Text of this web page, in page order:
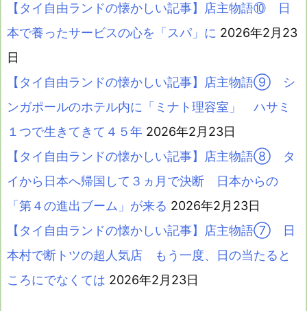
【タイ自由ランドの懐かしい記事】店主物語⑩ 日
本で養ったサービスの心を「スパ」に 2026年2月23
日
【タイ自由ランドの懐かしい記事】店主物語⑨ シ
ンガポールのホテル内に「ミナト理容室」 ハサミ
１つで生きてきて４５年 2026年2月23日
【タイ自由ランドの懐かしい記事】店主物語⑧ タ
イから日本へ帰国して３ヵ月で決断 日本からの
「第４の進出ブーム」が来る 2026年2月23日
【タイ自由ランドの懐かしい記事】店主物語⑦ 日
本村で断トツの超人気店 もう一度、日の当たると
ころにでなくては 2026年2月23日